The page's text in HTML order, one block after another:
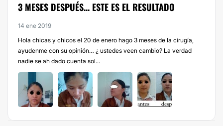
3 MESES DESPUÉS... ESTE ES EL RESULTADO
14 ene 2019
Hola chicas y chicos el 20 de enero hago 3 meses de la cirugía,
ayudenme con su opinión… ¿ ustedes veen cambio? La verdad
nadie se ah dado cuenta sol...